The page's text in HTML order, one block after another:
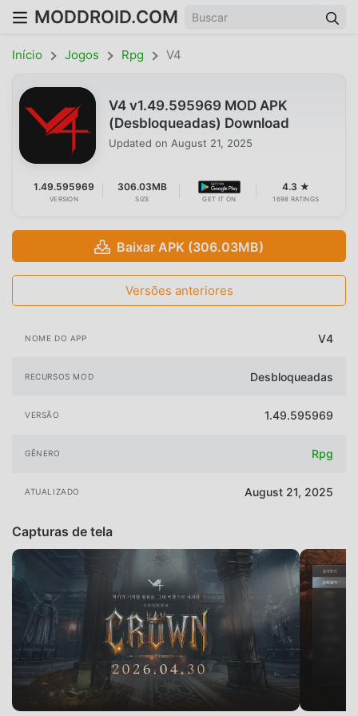
MODDROID.COM
Início Jogos Rpg V4
V4 v1.49.595969 MOD APK
(Desbloqueadas) Download
Updated on August 21, 2025
1.49.595969
VERSION
306.03MB
SIZE GET IT ON
4.3 ★
1698 RATINGS
Baixar APK (306.03MB)
Versões anteriores
NOME DO APP V4
RECURSOS MOD Desbloqueadas
VERSÃO 1.49.595969
GÊNERO Rpg
ATUALIZADO August 21, 2025
Capturas de tela